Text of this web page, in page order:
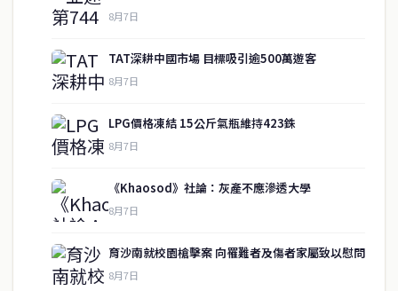
8月7日
TAT深耕中國市場 目標吸引逾500萬遊客
8月7日
LPG價格凍結 15公斤氣瓶維持423銖
8月7日
《Khaosod》社論：灰產不應滲透大學
8月7日
育沙南就校園槍擊案 向罹難者及傷者家屬致以慰問
8月7日
關於我們
service@thaichinesenews.com